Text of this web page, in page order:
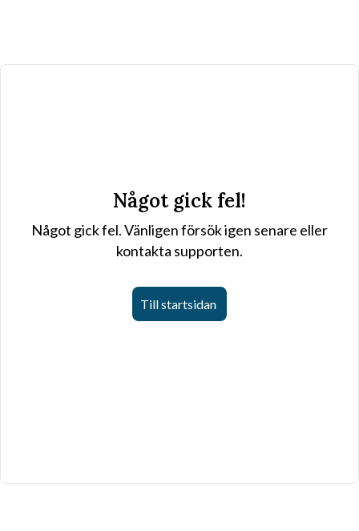
Något gick fel!
Något gick fel. Vänligen försök igen senare eller
kontakta supporten.
Till startsidan